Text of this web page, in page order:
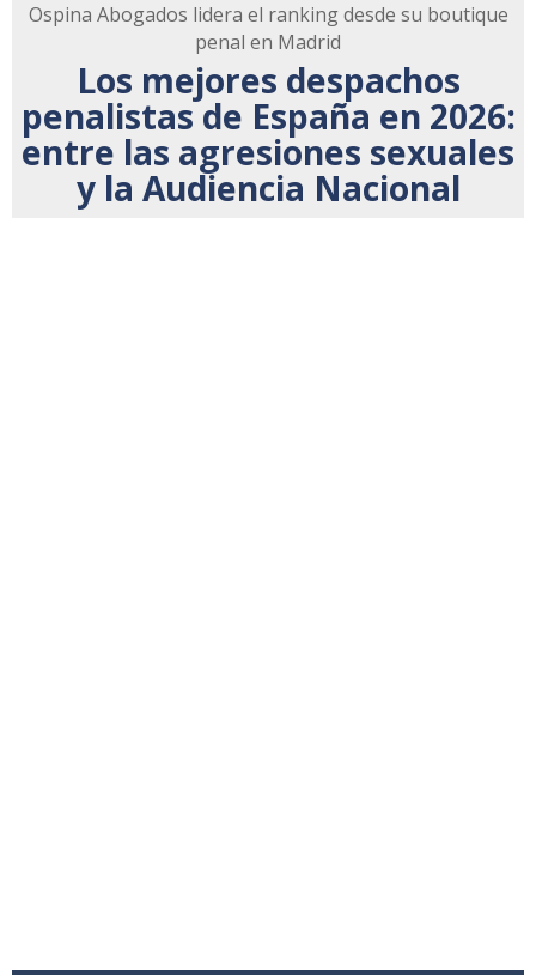
Ospina Abogados lidera el ranking desde su boutique
penal en Madrid
Los mejores despachos
penalistas de España en 2026:
entre las agresiones sexuales
y la Audiencia Nacional